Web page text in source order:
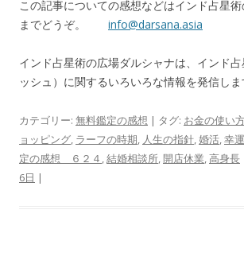
この記事についての感想などはインド占星
までどうぞ。 info@darsana.asia
インド占星術の広場ダルシャナは、インド
ッシュ）に関するいろいろな情報を発信しま
カテゴリー: 無料鑑定の感想 | タグ: お金の使い
ョッピング, ラーフの時期, 人生の指針,婚活,幸
定の感想 ６２４ ,結婚相談所,開店休業,高身長
6日 |